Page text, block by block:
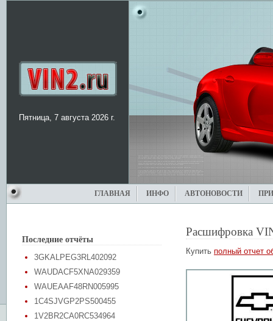
Пятница, 7 августа 2026 г.
ГЛАВНАЯ ИНФО АВТОНОВОСТИ
Последние отчёты
3GKALPEG3RL402092
WAUDACF5XNA029359
WAUEAAF48RN005995
1C4SJVGP2PS500455
1V2BR2CA0RC534964
Расшифровка
Купить полный отчет